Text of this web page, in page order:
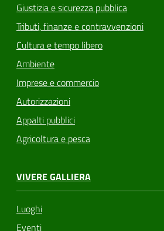
Giustizia e sicurezza pubblica
Tributi, finanze e contravvenzioni
Cultura e tempo libero
Ambiente
Imprese e commercio
Autorizzazioni
Appalti pubblici
Agricoltura e pesca
VIVERE GALLIERA
Luoghi
Eventi